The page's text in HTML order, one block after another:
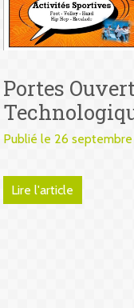
Portes
Publié le 26
Lire l'article